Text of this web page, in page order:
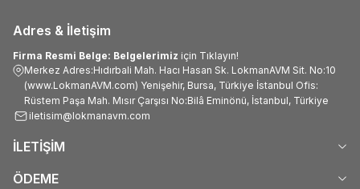
Adres & İletişim
Firma Resmi Belge: Belgelerimiz için Tıklayın!
Merkez Adres:Hıdırbali Mah. Hacı Hasan Sk. LokmanAVM Sit. No:10
(www.LokmanAVM.com) Yenişehir, Bursa, Türkiye İstanbul Ofis:
Rüstem Paşa Mah. Mısır Çarşısı No:Bilâ Eminönü, İstanbul, Türkiye
iletisim@lokmanavm.com
İLETİŞİM
ÖDEME